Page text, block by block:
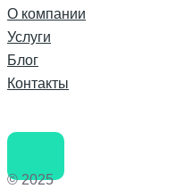
О компании
Услуги
Блог
Контакты
© 2025